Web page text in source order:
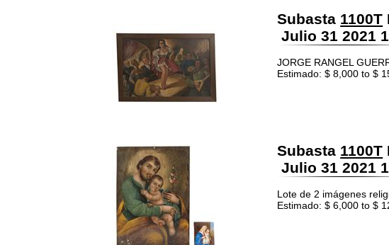
Subasta 1100T
Julio 31 2021
JORGE RANGEL
Estimado: $ 8,000 to $
Subasta 1100T
Julio 31 2021
Lote de 2 imágenes
Estimado: $ 6,000 to $